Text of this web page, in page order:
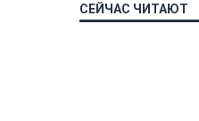
СЕЙЧАС ЧИТАЮТ